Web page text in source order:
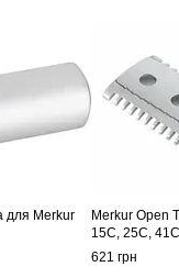
для Merkur
Merkur Open
15C, 25C, 41C
621 грн